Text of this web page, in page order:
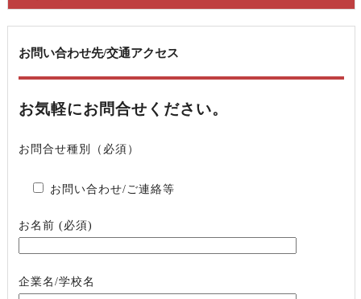
お問い合わせ先/交通アクセス
お気軽にお問合せください。
お問合せ種別（必須）
お問い合わせ/ご連絡等
お名前 (必須)
企業名/学校名